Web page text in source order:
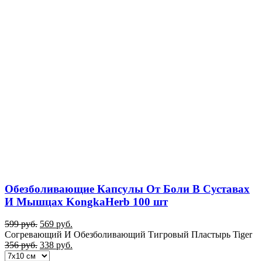
Обезболивающие Капсулы От Боли В Суставах
И Мышцах KongkaHerb 100 шт
599руб. 569 руб.
Согревающий И Обезболивающий Тигровый Пластырь Tiger
356руб. 338 руб.